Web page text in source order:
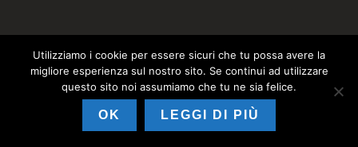
Contatti
Cookie
Privacy
Utilizziamo i cookie per essere sicuri che tu possa avere la
migliore esperienza sul nostro sito. Se continui ad utilizzare
questo sito noi assumiamo che tu ne sia felice.
OK LEGGI DI PIÙ